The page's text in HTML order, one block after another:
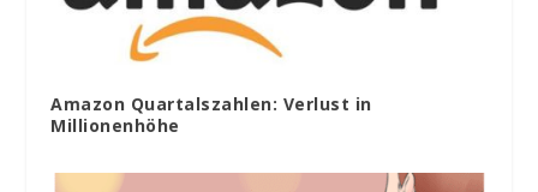
Amazon Quartalszahlen: Verlust in
Millionenhöhe